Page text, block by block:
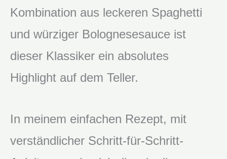
Kombination aus leckeren Spaghetti
und würziger Bolognesesauce ist
dieser Klassiker ein absolutes
Highlight auf dem Teller.
In meinem einfachen Rezept, mit
verständlicher Schritt-für-Schritt-